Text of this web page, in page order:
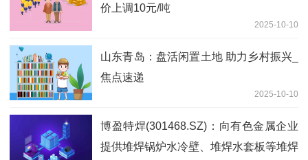
价上调10元/吨
2025-10-10
山东青岛：盘活闲置土地 助力乡村振兴_
焦点速递
2025-10-10
博盈特焊(301468.SZ)：向有色金属企业
提供堆焊锅炉水冷壁、堆焊水套板等堆焊